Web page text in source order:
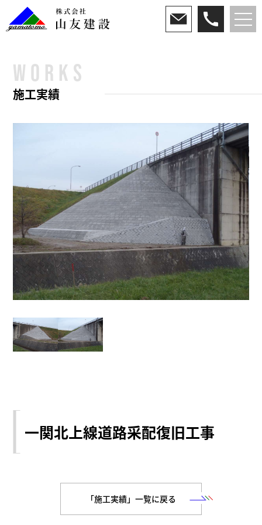
WORKS
施工実績
一関北上線道路采配復旧工事
「施工実績」一覧に戻る